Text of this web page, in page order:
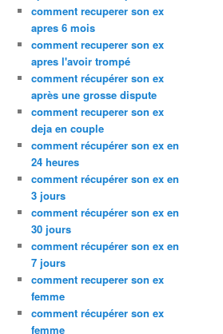
comment recuperer son ex
apres 6 mois
comment recuperer son ex
apres l'avoir trompé
comment récupérer son ex
après une grosse dispute
comment recuperer son ex
deja en couple
comment récupérer son ex en
24 heures
comment récupérer son ex en
3 jours
comment récupérer son ex en
30 jours
comment récupérer son ex en
7 jours
comment recuperer son ex
femme
comment récupérer son ex
femme